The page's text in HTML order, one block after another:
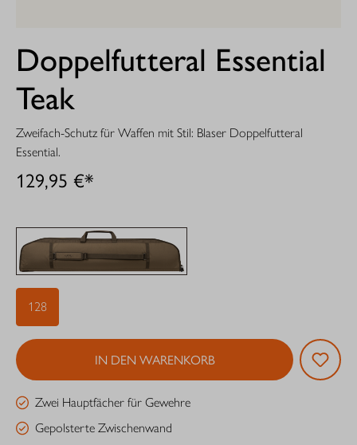
Doppelfutteral Essential
Teak
Zweifach-Schutz für Waffen mit Stil: Blaser Doppelfutteral
Essential.
129,95 €*
128
IN DEN WARENKORB
Zwei Hauptfächer für Gewehre
Gepolsterte Zwischenwand